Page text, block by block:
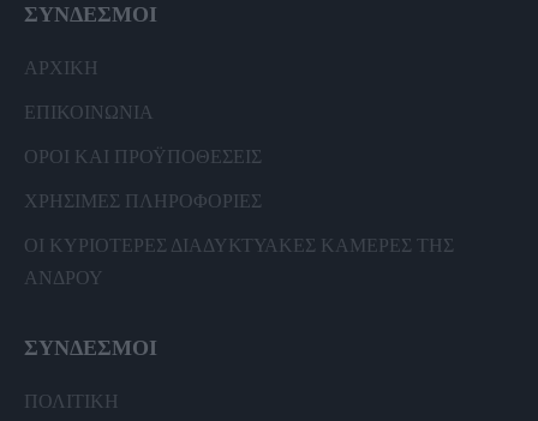
ΣΥΝΔΕΣΜΟΙ
ΑΡΧΙΚΗ
ΕΠΙΚΟΙΝΩΝΙΑ
ΟΡΟΙ ΚΑΙ ΠΡΟΫΠΟΘΕΣΕΙΣ
ΧΡΗΣΙΜΕΣ ΠΛΗΡΟΦΟΡΙΕΣ
ΟΙ ΚΥΡΙΟΤΕΡΕΣ ΔΙΑΔΥΚΤΥΑΚΕΣ ΚΑΜΕΡΕΣ ΤΗΣ
ΑΝΔΡΟΥ
ΣΥΝΔΕΣΜΟΙ
ΠΟΛΙΤΙΚΗ